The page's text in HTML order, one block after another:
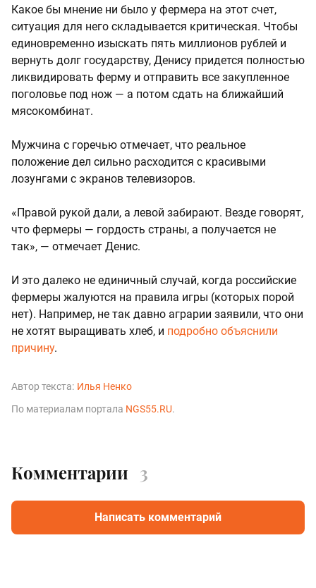
Какое бы мнение ни было у фермера на этот счет,
ситуация для него складывается критическая. Чтобы
единовременно изыскать пять миллионов рублей и
вернуть долг государству, Денису придется полностью
ликвидировать ферму и отправить все закупленное
поголовье под нож — а потом сдать на ближайший
мясокомбинат.
Мужчина с горечью отмечает, что реальное
положение дел сильно расходится с красивыми
лозунгами с экранов телевизоров.
«Правой рукой дали, а левой забирают. Везде говорят,
что фермеры — гордость страны, а получается не
так», — отмечает Денис.
И это далеко не единичный случай, когда российские
фермеры жалуются на правила игры (которых порой
нет). Например, не так давно аграрии заявили, что они
не хотят выращивать хлеб, и подробно объяснили
причину.
Автор текста: Илья Ненко
По материалам портала NGS55.RU.
Комментарии 3
Написать комментарий